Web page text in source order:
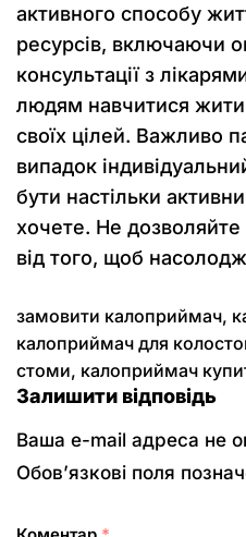
активного способу
ресурсів, включаючи
консультації з
людям навчитися жити
своїх цілей. Важливо
випадок
бути настільки
хочете. Не
від того, щоб
замовити калоприймач,
калоприймач для
стоми, калоприймач
Залишити відповідь
Ваша e-mail адреса не
Обов’язкові поля